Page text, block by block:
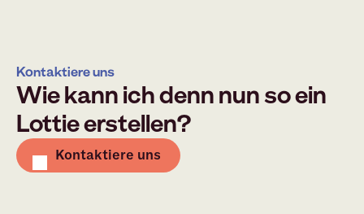
Kontaktiere uns
Wie kann ich denn nun so ein
Lottie erstellen?
Kontaktiere uns